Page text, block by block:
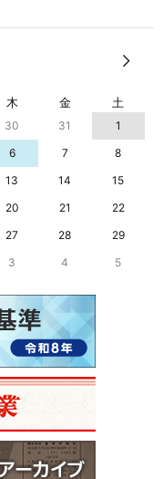
木 金 土
30 31
1
6 7
8
13 14
15
20 21
22
27 28
29
3 4 5